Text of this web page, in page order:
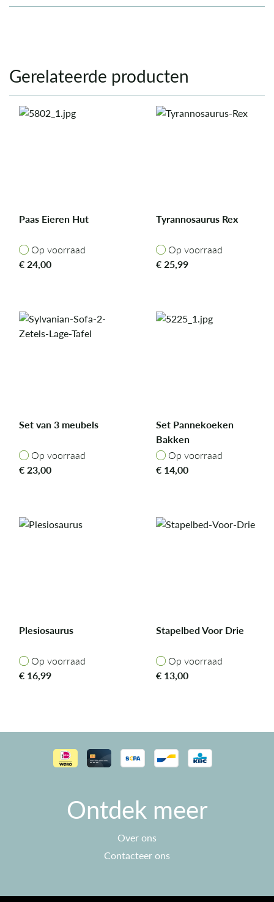
Gerelateerde producten
Paas Eieren Hut
Op voorraad
Op voorraad
€24,00
Tyrannosaurus Rex
Op voorraad
Op voorraad
€25,99
Set van 3 meubels
Op voorraad
Op voorraad
€23,00
Set Pannekoeken
Bakken
Op voorraad
Op voorraad
€ 14,00
Plesiosaurus
Op voorraad
Op voorraad
€ 16,99
Stapelbed Voor Drie
Op voorraad
Op voorraad
€ 13,00
Ontdek meer
Over ons
Contacteer ons